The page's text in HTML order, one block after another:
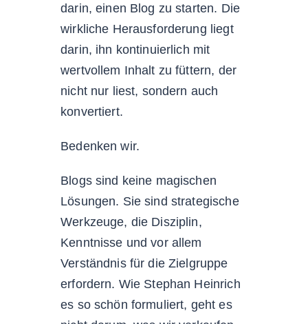
darin, einen Blog zu starten. Die
wirkliche Herausforderung liegt
darin, ihn kontinuierlich mit
wertvollem Inhalt zu füttern, der
nicht nur liest, sondern auch
konvertiert.
Bedenken wir.
Blogs sind keine magischen
Lösungen. Sie sind strategische
Werkzeuge, die Disziplin,
Kenntnisse und vor allem
Verständnis für die Zielgruppe
erfordern. Wie Stephan Heinrich
es so schön formuliert, geht es